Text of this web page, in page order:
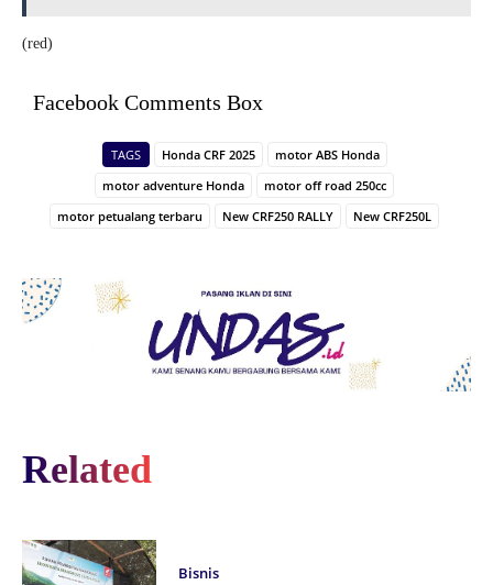
Related
Bisnis
(red)
Facebook Comments Box
TAGS Honda CRF 2025
motor ABS Honda
motor adventure Honda
motor off road 250cc
motor petualang terbaru
New CRF250 RALLY New CRF250L